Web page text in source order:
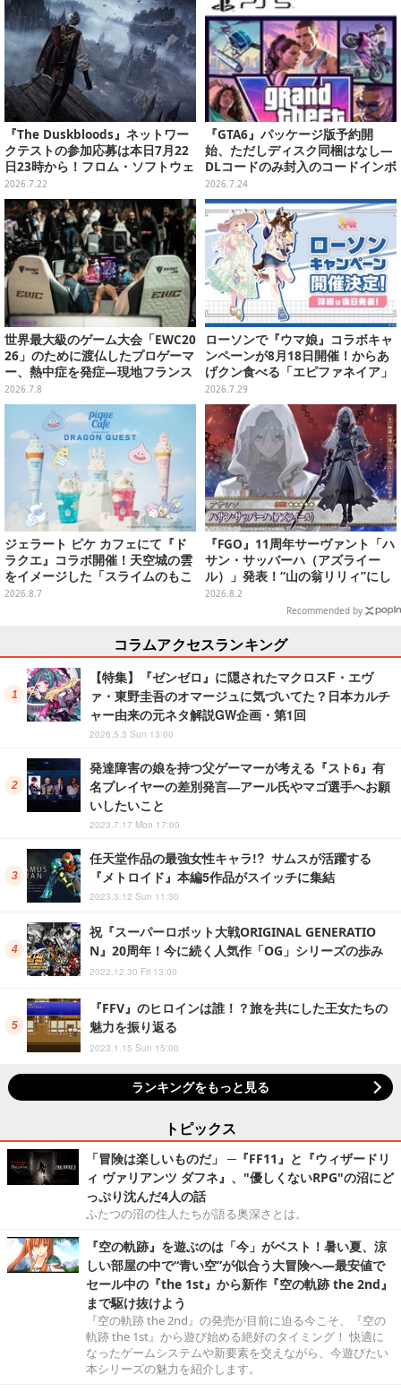
『The Duskbloods』ネットワー
クテストの参加応募は本日7月22
日23時から！フロム・ソフトウェ
アによる最大8人のPvPvEマルチ
プレイACT
2026.7.22
『GTA6』パッケージ版予約開
始、ただしディスク同梱はなし―
DLコードのみ封入のコードインボ
ックス仕様
2026.7.24
世界最大級のゲーム大会「EWC20
26」のために渡仏したプロゲーマ
ー、熱中症を発症―現地フランス
は記録的な熱波が続く
2026.7.8
ローソンで『ウマ娘』コラボキャ
ンペーンが8月18日開催！からあ
げクン食べる「エピファネイア」
や「アーモンドアイ」たちが可愛
い
2026.7.29
ジェラート ピケ カフェにて『ド
ラクエ』コラボ開催！天空城の雲
をイメージした「スライムのもこ
もこ天空クレープ」などを提供
2026.8.7
『FGO』11周年サーヴァント「ハ
サン・サッバーハ（アズライー
ル）」発表！“山の翁リリィ”にし
てカルデアの経営顧問、待望のプ
2026.8.2
Recommended by
コラムアクセスランキング
【特集】『ゼンゼロ』に隠されたマクロスF・エヴ
ァ・東野圭吾のオマージュに気づいてた？日本カルチ
ャー由来の元ネタ解説GW企画・第1回
2026.5.3 Sun 13:00
発達障害の娘を持つ父ゲーマーが考える『スト6』有
名プレイヤーの差別発言―アール氏やマゴ選手へお願
いしたいこと
2023.7.17 Mon 17:00
任天堂作品の最強女性キャラ!? サムスが活躍する
『メトロイド』本編5作品がスイッチに集結
2023.3.12 Sun 11:30
祝『スーパーロボット大戦ORIGINAL GENERATIO
N』20周年！今に続く人気作「OG」シリーズの歩み
2022.12.30 Fri 13:00
『FFV』のヒロインは誰！？旅を共にした王女たちの
魅力を振り返る
2023.1.15 Sun 15:00
ランキングをもっと見る
トピックス
「冒険は楽しいものだ」 ─『FF11』と『ウィザードリ
ィ ヴァリアンツ ダフネ』、"優しくないRPG"の沼にど
っぷり沈んだ4人の話
ふたつの沼の住人たちが語る奥深さとは。
『空の軌跡』を遊ぶのは「今」がベスト！暑い夏、涼
しい部屋の中で“青い空”が似合う大冒険へ―最安値で
セール中の『the 1st』から新作『空の軌跡 the 2nd』
まで駆け抜けよう
『空の軌跡 the 2nd』の発売が目前に迫る今こそ、『空の
軌跡 the 1st』から遊び始める絶好のタイミング！ 快適に
なったゲームシステムや新要素を交えながら、今遊びたい
本シリーズの魅力を紹介します。